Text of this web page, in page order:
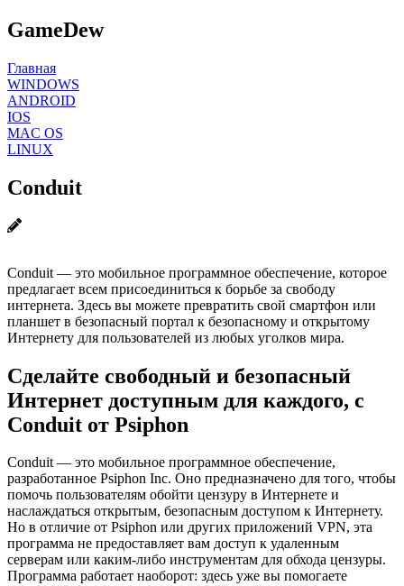
GameDew
Главная
WINDOWS
ANDROID
IOS
MAC OS
LINUX
Conduit
Conduit — это мобильное программное обеспечение, которое
предлагает всем присоединиться к борьбе за свободу
интернета. Здесь вы можете превратить свой смартфон или
планшет в безопасный портал к безопасному и открытому
Интернету для пользователей из любых уголков мира.
Сделайте свободный и безопасный
Интернет доступным для каждого, с
Conduit от Psiphon
Conduit — это мобильное программное обеспечение,
разработанное Psiphon Inc. Оно предназначено для того, чтобы
помочь пользователям обойти цензуру в Интернете и
наслаждаться открытым, безопасным доступом к Интернету.
Но в отличие от Psiphon или других приложений VPN, эта
программа не предоставляет вам доступ к удаленным
серверам или каким-либо инструментам для обхода цензуры.
Программа работает наоборот: здесь уже вы помогаете